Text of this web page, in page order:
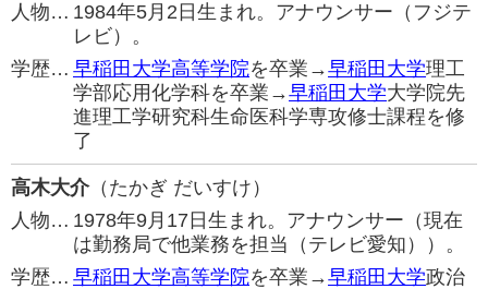
人物… 1984年5月2日生まれ。アナウンサー（フジテ
レビ）。
学歴… 早稲田大学高等学院を卒業→早稲田大学理工
学部応用化学科を卒業→早稲田大学大学院先
進理工学研究科生命医科学専攻修士課程を修
了
高木大介（たかぎ だいすけ）
人物… 1978年9月17日生まれ。アナウンサー（現在
は勤務局で他業務を担当（テレビ愛知））。
学歴… 早稲田大学高等学院を卒業→早稲田大学政治